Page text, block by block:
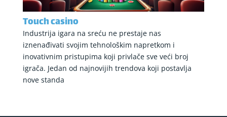
Touch casino
Industrija igara na sreću ne prestaje nas
iznenađivati svojim tehnološkim napretkom i
inovativnim pristupima koji privlače sve veći broj
igrača. Jedan od najnovijih trendova koji postavlja
nove standa